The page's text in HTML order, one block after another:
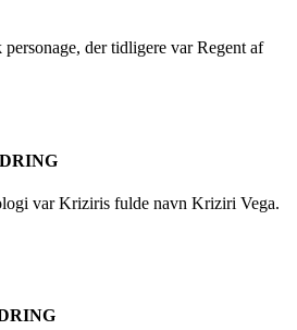
der tidligere var Regent af
var Kriziris fulde navn Kriziri Vega.